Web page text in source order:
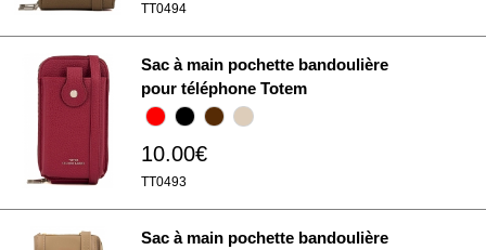
TT0494
Sac à main pochette bandoulière
pour téléphone Totem
10.00€
TT0493
Sac à main pochette bandoulière